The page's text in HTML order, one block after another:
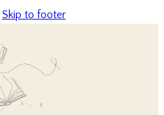
Skip to footer